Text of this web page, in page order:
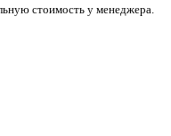
стоимость у менеджера.